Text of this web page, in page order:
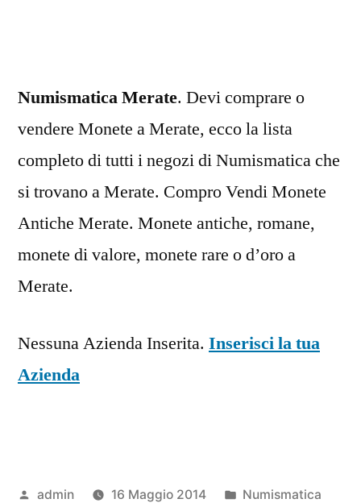
Numismatica Merate. Devi comprare o
vendere Monete a Merate, ecco la lista
completo di tutti i negozi di Numismatica che
si trovano a Merate. Compro Vendi Monete
Antiche Merate. Monete antiche, romane,
monete di valore, monete rare o d’oro a
Merate.
Nessuna Azienda Inserita. Inserisci la tua
Azienda
Pubblicato
admin 16 Maggio 2014
Pubblicato
Numismatica